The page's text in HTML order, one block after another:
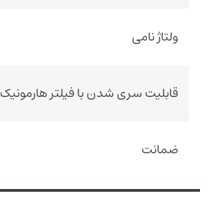
ولتاژ نامی
قابلیت سری شدن با فیلتر هارمونیک
ضمانت